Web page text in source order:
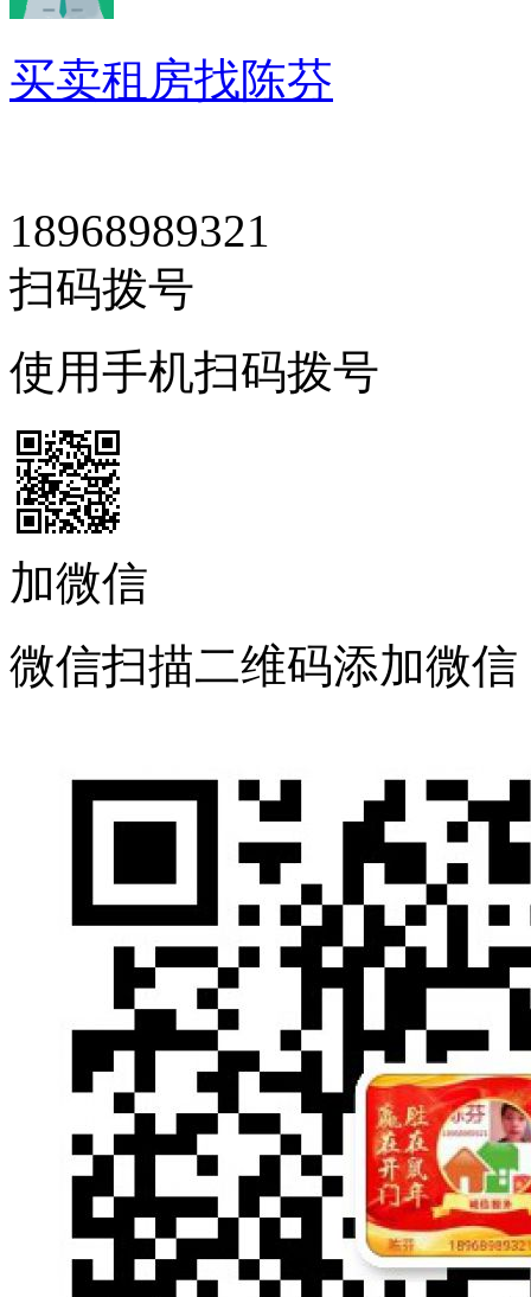
买卖租房找陈芬
18968989321
扫码拨号
使用手机扫码拨号
加微信
微信扫描二维码添加微信